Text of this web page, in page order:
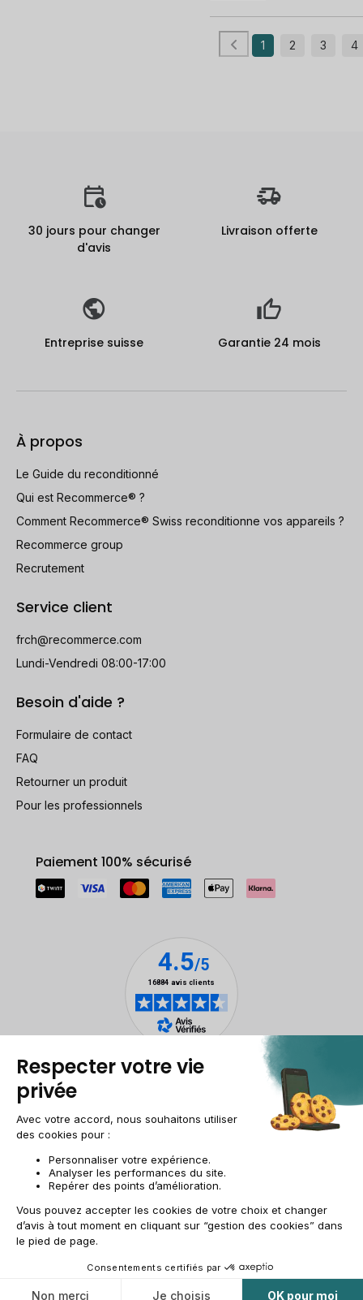
1 2 3 4
30 jours pour changer
d'avis
Livraison offerte
Entreprise suisse Garantie 24 mois
À propos
Le Guide du reconditionné
Qui est Recommerce® ?
Comment Recommerce® Swiss reconditionne vos appareils ?
Recommerce group
Recrutement
Service client
frch@recommerce.com
Lundi-Vendredi 08:00-17:00
Besoin d'aide ?
Formulaire de contact
FAQ
Retourner un produit
Pour les professionnels
Paiement 100% sécurisé
Mentions légalesGestion des cookies
Conditions générales de vente
AccessibilitéPlan du site
CH-FR | CHF
© 2009-2025 RECOMMERCE - Tous droits réservés.